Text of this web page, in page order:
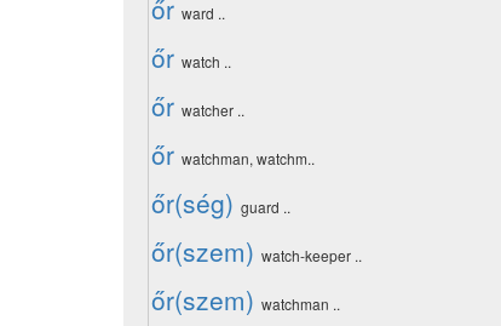
őr ward ..
őr watch ..
őr watcher ..
őr watchman, watchm..
őr(ség) guard ..
őr(szem) watch-keeper ..
őr(szem) watchman ..